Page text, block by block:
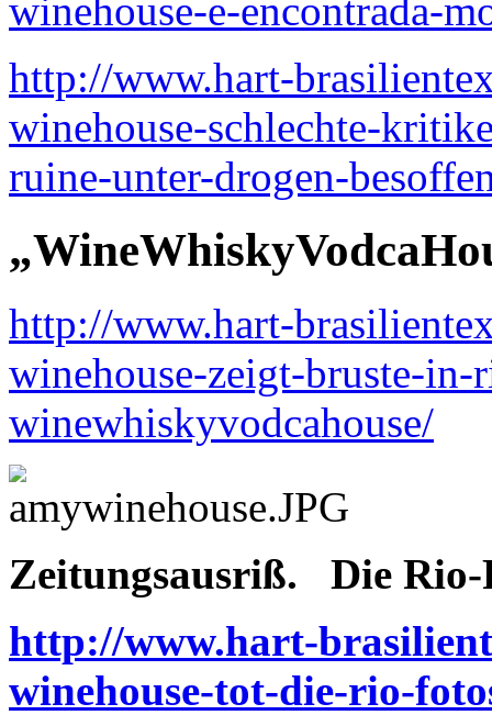
winehouse-e-encontrada-
http://www.hart-
winehouse-schlechte-
ruine-unter-drogen-
http://www.hart-
winehouse-zeigt-bruste-
winewhiskyvodcahouse/
Zeitungsausriß. Die Rio-
http://www.hart-
winehouse-tot-die-rio-